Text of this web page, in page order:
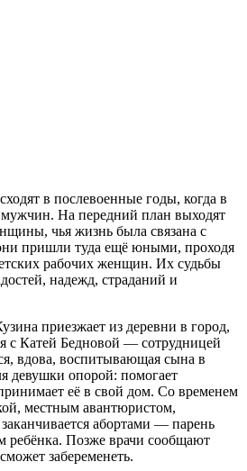
мужчин. На передний план выходят
чья жизнь была связана с
пришли туда ещё юными, проходя
рабочих женщин. Их судьбы
надежд, страданий и
приезжает из деревни в город,
с Катей Бедновой — сотрудницей
вдова, воспитывающая сына в
девушки опорой: помогает
её в свой дом. Со временем
местным авантюристом,
абортами — парень
ребёнка. Позже врачи сообщают
забеременеть.